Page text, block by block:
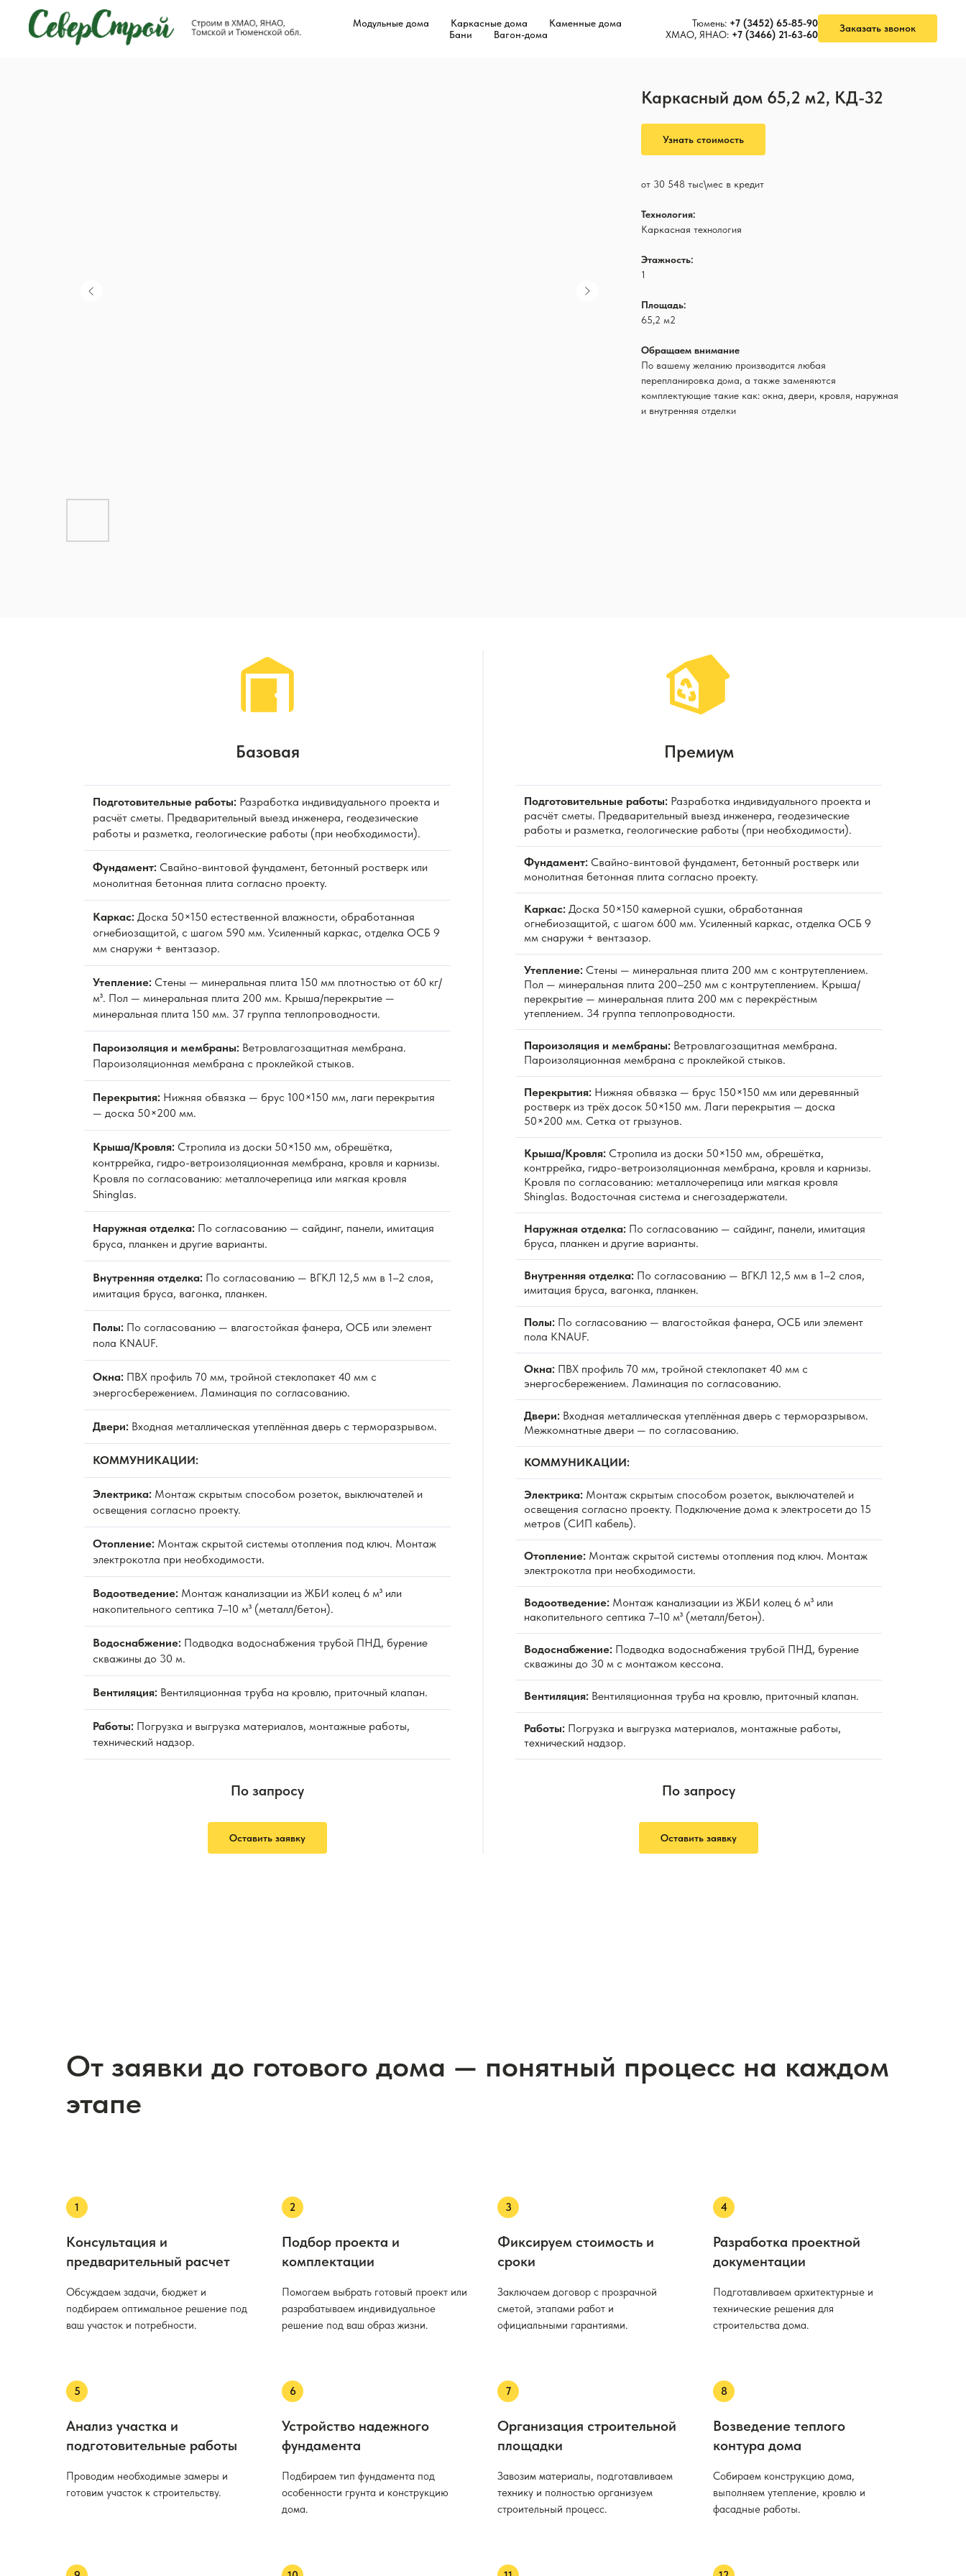
Модульные дома Каркасные дома
Каменные дома
Бани
Вагон-дома
Тюмень: +7 (3452) 65-85-90
ХМАО, ЯНАО: +7 (3466) 21-63-60
Заказать звонок
Каркасный дом 65,2 м2, КД-32
Узнать стоимость
от 30 548 тыс\мес в кредит
Технология:
Каркасная технология
Этажность:
1
Площадь:
65,2 м2
Обращаем внимание
По вашему желанию производится любая
перепланировка дома, а также заменяются
комплектующие такие как: окна, двери, кровля, наружная
и внутренняя отделки
Базовая
Подготовительные работы: Разработка индивидуального проекта и
расчёт сметы. Предварительный выезд инженера, геодезические
работы и разметка, геологические работы (при необходимости).
Фундамент: Свайно-винтовой фундамент, бетонный ростверк или
монолитная бетонная плита согласно проекту.
Каркас: Доска 50×150 естественной влажности, обработанная
огнебиозащитой, с шагом 590 мм. Усиленный каркас, отделка ОСБ 9
мм снаружи + вентзазор.
Утепление: Стены — минеральная плита 150 мм плотностью от 60 кг/
м³. Пол — минеральная плита 200 мм. Крыша/перекрытие —
минеральная плита 150 мм. 37 группа теплопроводности.
Пароизоляция и мембраны: Ветровлагозащитная мембрана.
Пароизоляционная мембрана с проклейкой стыков.
Перекрытия: Нижняя обвязка — брус 100×150 мм, лаги перекрытия
— доска 50×200 мм.
Крыша/Кровля: Стропила из доски 50×150 мм, обрешётка,
контррейка, гидро-ветроизоляционная мембрана, кровля и карнизы.
Кровля по согласованию: металлочерепица или мягкая кровля
Shinglas.
Наружная отделка: По согласованию — сайдинг, панели, имитация
бруса, планкен и другие варианты.
Внутренняя отделка: По согласованию — ВГКЛ 12,5 мм в 1–2 слоя,
имитация бруса, вагонка, планкен.
Полы: По согласованию — влагостойкая фанера, ОСБ или элемент
пола KNAUF.
Окна: ПВХ профиль 70 мм, тройной стеклопакет 40 мм с
энергосбережением. Ламинация по согласованию.
Двери: Входная металлическая утеплённая дверь с терморазрывом.
КОММУНИКАЦИИ:
Электрика: Монтаж скрытым способом розеток, выключателей и
освещения согласно проекту.
Отопление: Монтаж скрытой системы отопления под ключ. Монтаж
электрокотла при необходимости.
Водоотведение: Монтаж канализации из ЖБИ колец 6 м³ или
накопительного септика 7–10 м³ (металл/бетон).
Водоснабжение: Подводка водоснабжения трубой ПНД, бурение
скважины до 30 м.
Вентиляция: Вентиляционная труба на кровлю, приточный клапан.
Работы: Погрузка и выгрузка материалов, монтажные работы,
технический надзор.
По запросу
Оставить заявку
Премиум
Подготовительные работы: Разработка индивидуального проекта и
расчёт сметы. Предварительный выезд инженера, геодезические
работы и разметка, геологические работы (при необходимости).
Фундамент: Свайно-винтовой фундамент, бетонный ростверк или
монолитная бетонная плита согласно проекту.
Каркас: Доска 50×150 камерной сушки, обработанная
огнебиозащитой, с шагом 600 мм. Усиленный каркас, отделка ОСБ 9
мм снаружи + вентзазор.
Утепление: Стены — минеральная плита 200 мм с контрутеплением.
Пол — минеральная плита 200–250 мм с контрутеплением. Крыша/
перекрытие — минеральная плита 200 мм с перекрёстным
утеплением. 34 группа теплопроводности.
Пароизоляция и мембраны: Ветровлагозащитная мембрана.
Пароизоляционная мембрана с проклейкой стыков.
Перекрытия: Нижняя обвязка — брус 150×150 мм или деревянный
ростверк из трёх досок 50×150 мм. Лаги перекрытия — доска
50×200 мм. Сетка от грызунов.
Крыша/Кровля: Стропила из доски 50×150 мм, обрешётка,
контррейка, гидро-ветроизоляционная мембрана, кровля и карнизы.
Кровля по согласованию: металлочерепица или мягкая кровля
Shinglas. Водосточная система и снегозадержатели.
Наружная отделка: По согласованию — сайдинг, панели, имитация
бруса, планкен и другие варианты.
Внутренняя отделка: По согласованию — ВГКЛ 12,5 мм в 1–2 слоя,
имитация бруса, вагонка, планкен.
Полы: По согласованию — влагостойкая фанера, ОСБ или элемент
пола KNAUF.
Окна: ПВХ профиль 70 мм, тройной стеклопакет 40 мм с
энергосбережением. Ламинация по согласованию.
Двери: Входная металлическая утеплённая дверь с терморазрывом.
Межкомнатные двери — по согласованию.
КОММУНИКАЦИИ:
Электрика: Монтаж скрытым способом розеток, выключателей и
освещения согласно проекту. Подключение дома к электросети до 15
метров (СИП кабель).
Отопление: Монтаж скрытой системы отопления под ключ. Монтаж
электрокотла при необходимости.
Водоотведение: Монтаж канализации из ЖБИ колец 6 м³ или
накопительного септика 7–10 м³ (металл/бетон).
Водоснабжение: Подводка водоснабжения трубой ПНД, бурение
скважины до 30 м с монтажом кессона.
Вентиляция: Вентиляционная труба на кровлю, приточный клапан.
Работы: Погрузка и выгрузка материалов, монтажные работы,
технический надзор.
По запросу
Оставить заявку
От заявки до готового дома — понятный процесс на каждом
этапе
Консультация и
предварительный расчет
Обсуждаем задачи, бюджет и
подбираем оптимальное решение под
ваш участок и потребности.
Подбор проекта и
комплектации
Помогаем выбрать готовый проект или
разрабатываем индивидуальное
решение под ваш образ жизни.
Фиксируем стоимость и
сроки
Заключаем договор с прозрачной
сметой, этапами работ и
официальными гарантиями.
Разработка проектной
документации
Подготавливаем архитектурные и
технические решения для
строительства дома.
Анализ участка и
подготовительные работы
Проводим необходимые замеры и
готовим участок к строительству.
Устройство надежного
фундамента
Подбираем тип фундамента под
особенности грунта и конструкцию
дома.
Организация строительной
площадки
Завозим материалы, подготавливаем
технику и полностью организуем
строительный процесс.
Возведение теплого
контура дома
Собираем конструкцию дома,
выполняем утепление, кровлю и
фасадные работы.